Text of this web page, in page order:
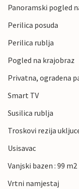
Panoramski pogled
Perilica posuda
Perilica rublja
Pogled na krajobraz
Privatna, ogradena
Smart TV
Susilica rublja
Troskovi rezija
Usisavac
Vanjski bazen : 99 m2
Vrtni namjestaj